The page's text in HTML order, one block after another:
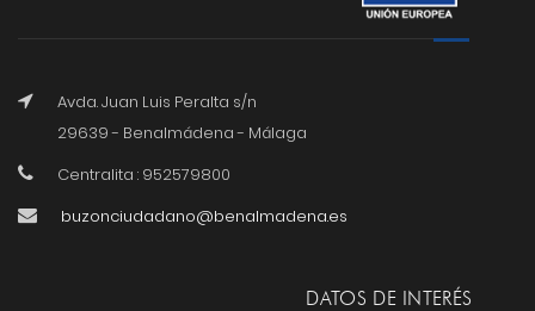
Avda. Juan Luis Peralta s/n
29639 - Benalmádena - Málaga
Centralita : 952579800
buzonciudadano@benalmadena.es
DATOS DE INTERÉS